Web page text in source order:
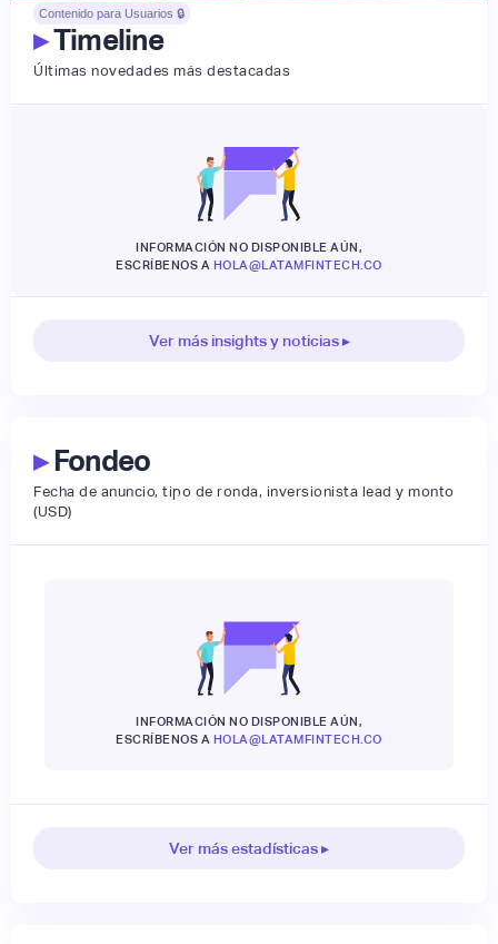
Contenido para Usuarios 🔒
▸Timeline
Últimas novedades más destacadas
INFORMACIÓN NO DISPONIBLE AÚN,
ESCRÍBENOS A HOLA@LATAMFINTECH.CO
Ver más insights y noticias ▸
▸Fondeo
Fecha de anuncio, tipo de ronda, inversionista lead y monto
(USD)
INFORMACIÓN NO DISPONIBLE AÚN,
ESCRÍBENOS A HOLA@LATAMFINTECH.CO
Ver más estadísticas ▸